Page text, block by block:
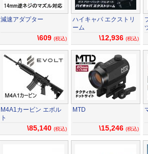
減速アダプター
\609 (税込)
ハイキャパ エクストリ
ーム
\12,936 (税込)
M4A1カービン エボル
ト
\85,140 (税込)
MTD
\15,246 (税込)